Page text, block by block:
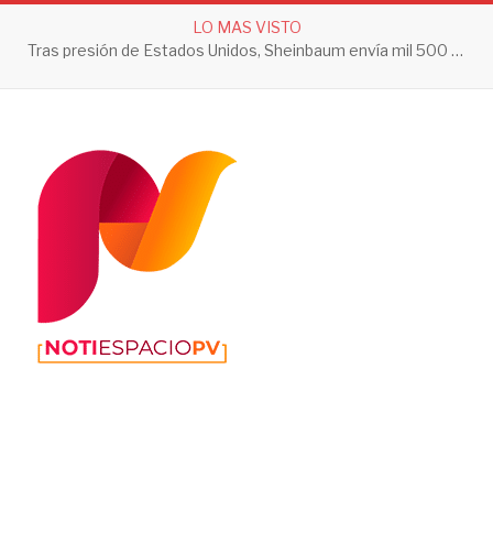
LO MAS VISTO
Tras presión de Estados Unidos, Sheinbaum envía mil 500 soldados a Michoacán